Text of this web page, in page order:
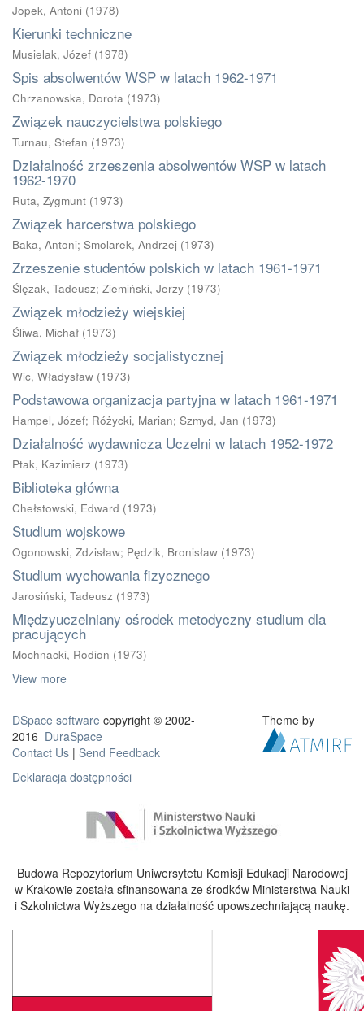
Jopek, Antoni (1978)
Kierunki techniczne
Musielak, Józef (1978)
Spis absolwentów WSP w latach 1962-1971
Chrzanowska, Dorota (1973)
Związek nauczycielstwa polskiego
Turnau, Stefan (1973)
Działalność zrzeszenia absolwentów WSP w latach
1962-1970
Ruta, Zygmunt (1973)
Związek harcerstwa polskiego
Baka, Antoni; Smolarek, Andrzej (1973)
Zrzeszenie studentów polskich w latach 1961-1971
Ślęzak, Tadeusz; Ziemiński, Jerzy (1973)
Związek młodzieży wiejskiej
Śliwa, Michał (1973)
Związek młodzieży socjalistycznej
Wic, Władysław (1973)
Podstawowa organizacja partyjna w latach 1961-1971
Hampel, Józef; Różycki, Marian; Szmyd, Jan (1973)
Działalność wydawnicza Uczelni w latach 1952-1972
Ptak, Kazimierz (1973)
Biblioteka główna
Chełstowski, Edward (1973)
Studium wojskowe
Ogonowski, Zdzisław; Pędzik, Bronisław (1973)
Studium wychowania fizycznego
Jarosiński, Tadeusz (1973)
Międzyuczelniany ośrodek metodyczny studium dla
pracujących
Mochnacki, Rodion (1973)
View more
DSpace software copyright © 2002-
2016 DuraSpace
Contact Us | Send Feedback
Deklaracja dostępności
Theme by
Budowa Repozytorium Uniwersytetu Komisji Edukacji Narodowej
w Krakowie została sfinansowana ze środków Ministerstwa Nauki
i Szkolnictwa Wyższego na działalność upowszechniającą naukę.